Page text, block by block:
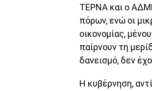
ΤΕΡΝΑ και ο
πόρων, ενώ οι
οικονομίας,
παίρνουν τη
δανεισμό, δεν
Η κυβέρνηση,